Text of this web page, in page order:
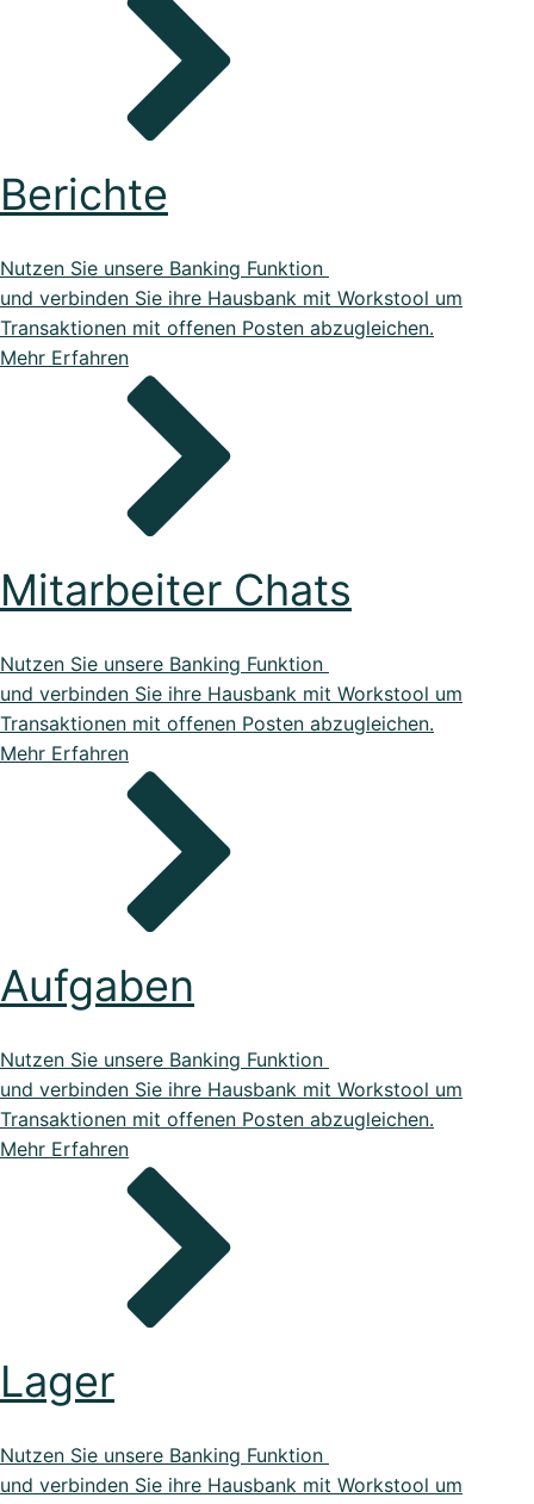
Organisiere deine Aufträge in Überischtlichen Projekten
Bei uns im Lexikon findest du zu allen Fachbegriffen die
Roadmap & Ideen
Eine klare Roadmap ist der Schlüssel, um innovative
Ideen...
Schauen Sie einen kleinen Auszug
unserer Referenzen an...
Nutzen Sie unsere Kostenlosen Vorlagen um...
KostenloseRechner
Einfache Werte berechnen mit unseren Rechnern...
Kreativ.
Berichte
Nutzen Sie unsere Banking Funktion
und verbinden Sie ihre Hausbank mit Workstool um
Transaktionen mit offenen Posten abzugleichen.
Mehr Erfahren
Mitarbeiter Chats
Nutzen Sie unsere Banking Funktion
und verbinden Sie ihre Hausbank mit Workstool um
Transaktionen mit offenen Posten abzugleichen.
Mehr Erfahren
Aufgaben
Nutzen Sie unsere Banking Funktion
und verbinden Sie ihre Hausbank mit Workstool um
Transaktionen mit offenen Posten abzugleichen.
Mehr Erfahren
Lager
Nutzen Sie unsere Banking Funktion
und verbinden Sie ihre Hausbank mit Workstool um